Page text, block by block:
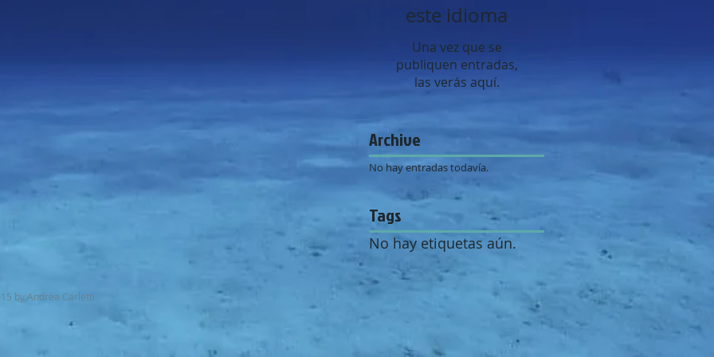
este idioma
Una vez que se
publiquen entradas,
las verás aquí.
Archive
No hay entradas todavía.
Tags
No hay etiquetas aún.
by Andrea Carletti